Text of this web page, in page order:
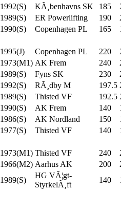
1992(S) KÃ¸benhavns SK 185
1989(S) ER Powerlifting 190
1990(S) Copenhagen PL 165
1995(J) Copenhagen PL 220
1973(M1) AK Frem 240
1989(S) Fyns SK 230
1992(S) RÃ¸dby M 197.5
1989(S) Thisted VF 192.5
1990(S) AK Frem 140
1986(S) AK Nordland 150
1977(S) Thisted VF 140
1973(M1) Thisted VF 240
1966(M2) Aarhus AK 200
1989(S)
HG VÃ¦gt-
StyrkelÃ¸ft
140